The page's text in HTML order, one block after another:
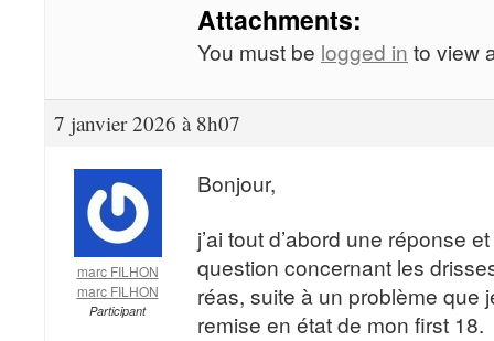
Attachments:
You must be logged in to view
7 janvier 2026 à 8h07
marc FILHON
marc FILHON
Participant
Bonjour,
j’ai tout d’abord une réponse
question concernant les
réas, suite à un problème que
remise en état de mon first 18.